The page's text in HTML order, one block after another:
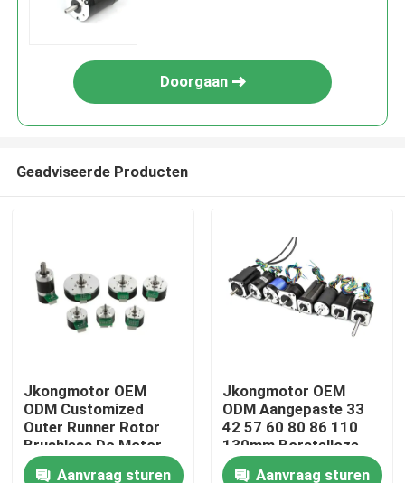
Producten
Ongeveer ons
Doorgaan
Geadviseerde Producten
Jkongmotor OEM
ODM Customized
Outer Runner Rotor
Brushless Dc Motor
met remencoder
Aanvraag sturen
Jkongmotor OEM
ODM Aangepaste 33
42 57 60 80 86 110
130mm Borstelloze
Gelijkstroommotor
Aanvraag sturen